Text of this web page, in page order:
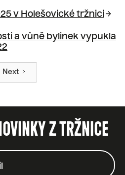
v Holešovické tržniciarrow_forward
a vůně bylinek vypukla
Next
Z TRŽNICE